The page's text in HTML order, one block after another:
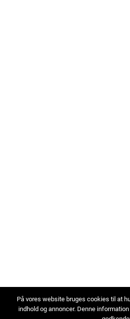
På vores website bruges cookies til at
indhold og annoncer. Denne